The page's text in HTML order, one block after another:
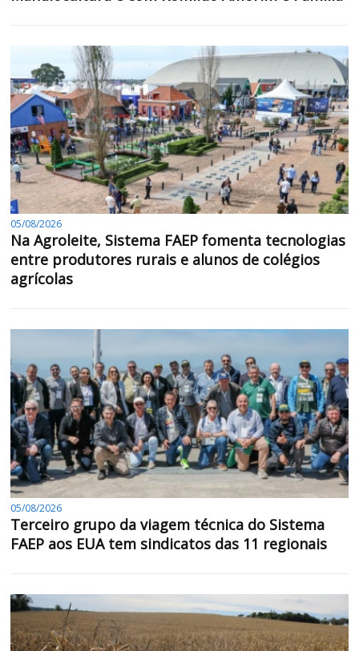
05/08/2026
Na Agroleite, Sistema FAEP fomenta tecnologias
entre produtores rurais e alunos de colégios
agrícolas
05/08/2026
Terceiro grupo da viagem técnica do Sistema
FAEP aos EUA tem sindicatos das 11 regionais